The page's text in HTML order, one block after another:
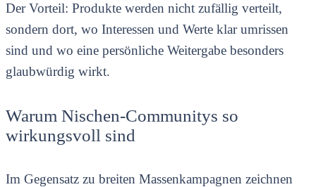
Der Vorteil: Produkte werden nicht zufällig verteilt,
sondern dort, wo Interessen und Werte klar umrissen
sind und wo eine persönliche Weitergabe besonders
glaubwürdig wirkt.
Warum Nischen-Communitys so
wirkungsvoll sind
Im Gegensatz zu breiten Massenkampagnen zeichnen